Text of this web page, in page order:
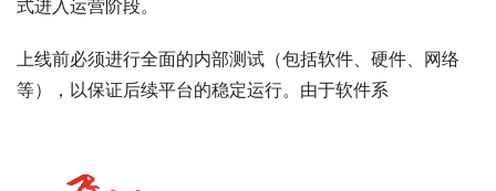
式进入运营阶段。
上线前必须进行全面的内部测试（包括软件、硬件、网络
等），以保证后续平台的稳定运行。由于软件系